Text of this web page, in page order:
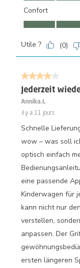
Confort
Confort, 5.0 sur 5
Utile ? (0)
4 sur 5 étoiles.
Jederzeit
Annika.L
il y a 11 jours
Schnelle
wow – was soll
optisch einfach
eine passende
Kinderwagen für
kann nicht nur
verstellen,
anpassen. Der
ersten längeren